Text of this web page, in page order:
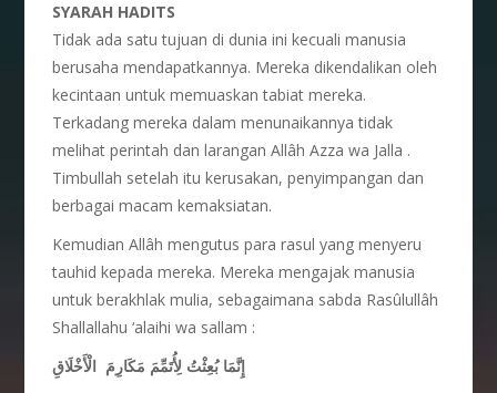
SYARAH HADITS
Tidak ada satu tujuan di dunia ini kecuali manusia
berusaha mendapatkannya. Mereka dikendalikan oleh
kecintaan untuk memuaskan tabiat mereka.
Terkadang mereka dalam menunaikannya tidak
melihat perintah dan larangan Allâh Azza wa Jalla .
Timbullah setelah itu kerusakan, penyimpangan dan
berbagai macam kemaksiatan.
Kemudian Allâh mengutus para rasul yang menyeru
tauhid kepada mereka. Mereka mengajak manusia
untuk berakhlak mulia, sebagaimana sabda Rasûlullâh
Shallallahu ‘alaihi wa sallam :
إِنَّمَا بُعِثْتُ لِأُتَمِّمَ مَكَارِمَ الْأَخْلَاقِ